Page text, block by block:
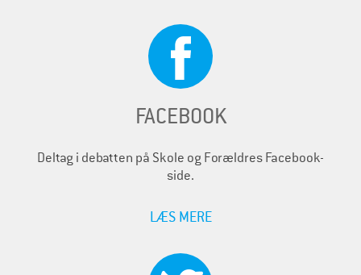
FACEBOOK
Deltag i debatten på Skole og Forældres Facebook-
side.
LÆS MERE